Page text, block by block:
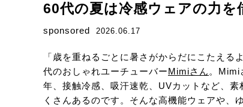
60代の夏は冷感ウェアの力を
sponsored 2026.06.17
「歳を重ねるごとに暑さがからだにこたえ
代のおしゃれユーチューバーMimiさん 。Mimi
年、接触冷感、吸汗速乾、UVカットなど、
くさんあるのです。そんな高機能ウェアや、